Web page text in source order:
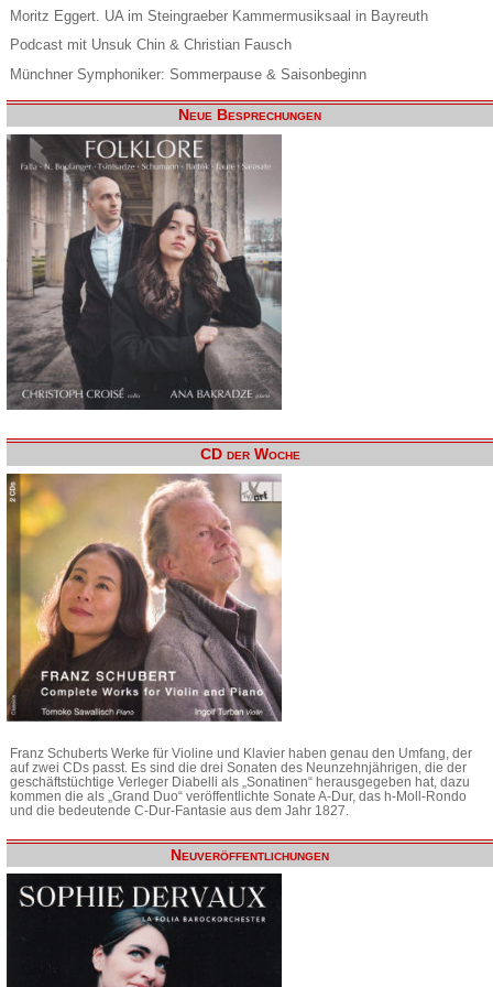
Moritz Eggert. UA im Steingraeber Kammermusiksaal in Bayreuth
Podcast mit Unsuk Chin & Christian Fausch
Münchner Symphoniker: Sommerpause & Saisonbeginn
Neue Besprechungen
CD der Woche
Franz Schuberts Werke für Violine und Klavier haben genau den Umfang, der
auf zwei CDs passt. Es sind die drei Sonaten des Neunzehnjährigen, die der
geschäftstüchtige Verleger Diabelli als „Sonatinen“ herausgegeben hat, dazu
kommen die als „Grand Duo“ veröffentlichte Sonate A-Dur, das h-Moll-Rondo
und die bedeutende C-Dur-Fantasie aus dem Jahr 1827.
Neuveröffentlichungen